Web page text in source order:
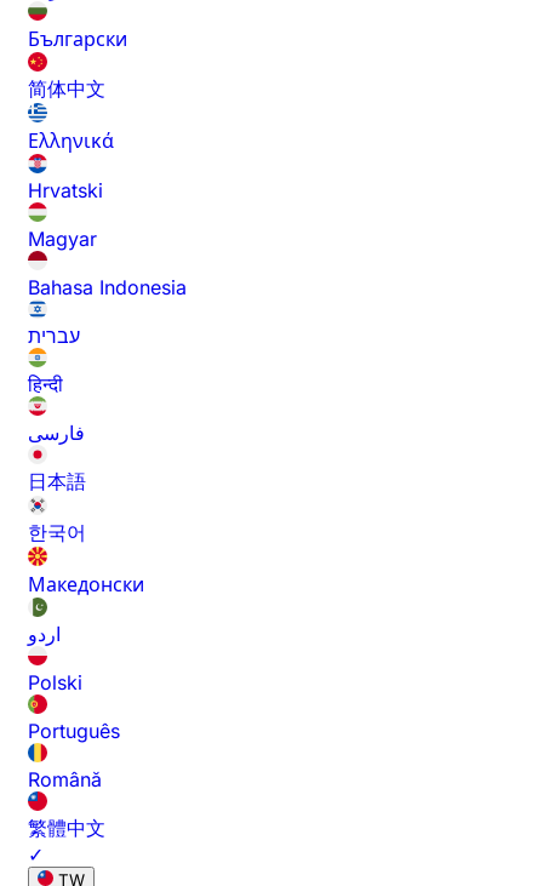
Български
简体中文
Ελληνικά
Hrvatski
Magyar
Bahasa Indonesia
עברית
हिन्दी
فارسی
日本語
한국어
Македонски
اردو
Polski
Português
Română
繁體中文
✓
TW